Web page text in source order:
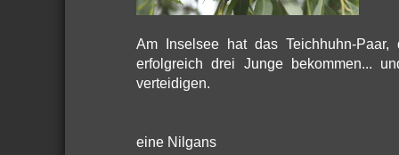
Am Inselsee hat das Teichhuhn-
erfolgreich drei Junge bekommen...
verteidigen.
eine Nilgans